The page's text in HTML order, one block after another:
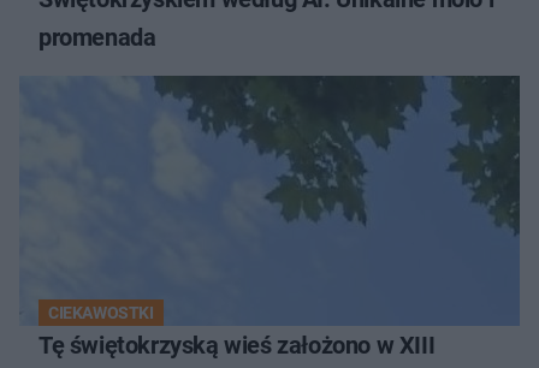
promenada
CIEKAWOSTKI
Tę świętokrzyską wieś założono w XIII